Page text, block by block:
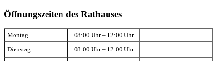
Öffnungszeiten des Rathauses
Montag 08:00 Uhr – 12:00 Uhr
Dienstag 08:00 Uhr – 12:00 Uhr